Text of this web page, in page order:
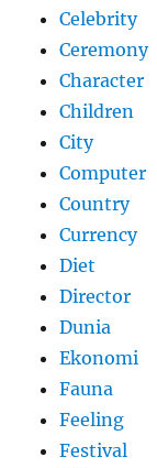
Celebrity
Ceremony
Character
Children
City
Computer
Country
Currency
Diet
Director
Dunia
Ekonomi
Fauna
Feeling
Festival